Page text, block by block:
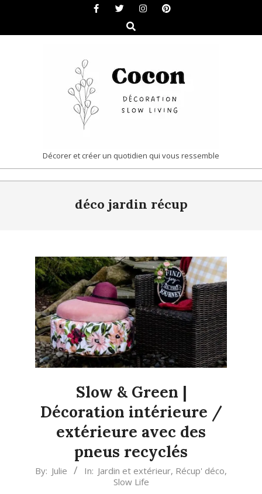
content
Search
COCON
|
DÉCORATION
LIVING
Décorer et créer un quotidien qui vous ressemble
déco jardin récup
Slow & Green |
Décoration intérieure /
extérieure avec des
pneus recyclés
2023-
By: Julie In: Jardin et extérieur, Récup' déco,
Slow Life